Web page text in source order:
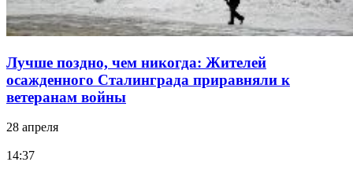
Лучше поздно, чем никогда: Жителей
осажденного Сталинграда приравняли к
ветеранам войны
28 апреля
14:37